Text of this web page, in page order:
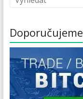
Doporučujeme